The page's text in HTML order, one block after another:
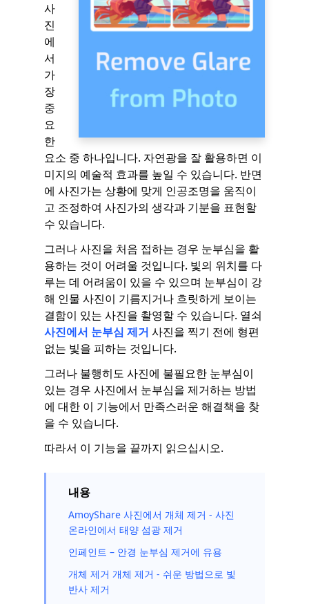
사
진
에
서
가
장
중
요
한
요소 중 하나입니다. 자연광을 잘 활용하면 이
미지의 예술적 효과를 높일 수 있습니다. 반면
에 사진가는 상황에 맞게 인공조명을 움직이
고 조정하여 사진가의 생각과 기분을 표현할
수 있습니다.
그러나 사진을 처음 접하는 경우 눈부심을 활
용하는 것이 어려울 것입니다. 빛의 위치를 ​​다
루는 데 어려움이 있을 수 있으며 눈부심이 강
해 인물 사진이 기름지거나 흐릿하게 보이는
결함이 있는 사진을 촬영할 수 있습니다. 열쇠
사진에서 눈부심 제거 사진을 찍기 전에 형편
없는 빛을 피하는 것입니다.
그러나 불행히도 사진에 불필요한 눈부심이
있는 경우 사진에서 눈부심을 제거하는 방법
에 대한 이 기능에서 만족스러운 해결책을 찾
을 수 있습니다.
따라서 이 기능을 끝까지 읽으십시오.
내용
AmoyShare 사진에서 개체 제거 - 사진
온라인에서 태양 섬광 제거
인페인트 – 안경 눈부심 제거에 유용
개체 제거 개체 제거 - 쉬운 방법으로 빛
반사 제거